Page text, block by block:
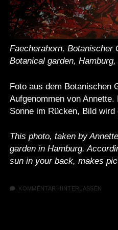
Faecherahorn, Botanischer
Botanical garden,
Foto aus dem Botanischen
Aufgenommen von
Sonne im Rücken, Bild wird
This photo, taken by
garden in Hamburg.
sun in your back, makes
KOMMENTAR HINTERLASSEN